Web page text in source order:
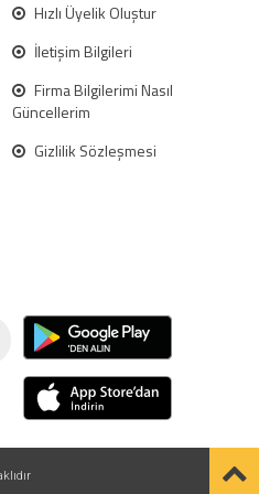
Hızlı Üyelik Oluştur
İletişim Bilgileri
Firma Bilgilerimi Nasıl
Güncellerim
Gizlilik Sözleşmesi